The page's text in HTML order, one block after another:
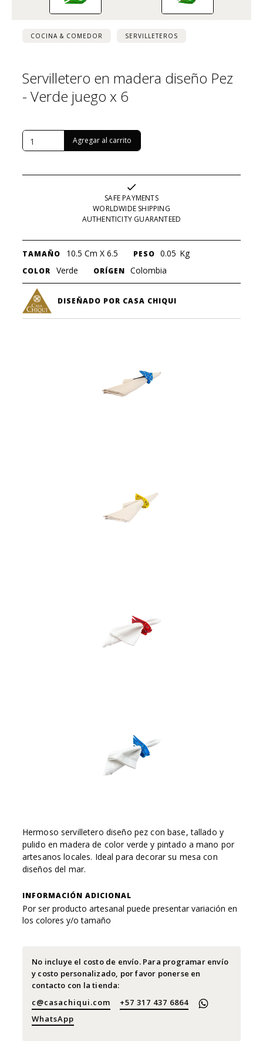
COCINA & COMEDOR SERVILLETEROS
Servilletero en madera diseño Pez
- Verde juego x 6
SAFE PAYMENTS
WORLDWIDE SHIPPING
AUTHENTICITY GUARANTEED
TAMAÑO 10.5 Cm X 6.5 PESO 0.05 Kg
COLOR Verde ORÍGEN Colombia
DISEÑADO POR CASA CHIQUI
Hermoso servilletero diseño pez con base, tallado y
pulido en madera de color verde y pintado a mano por
artesanos locales. Ideal para decorar su mesa con
diseños del mar.
INFORMACIÓN ADICIONAL
Por ser producto artesanal puede presentar variación en
los colores y/o tamaño
No incluye el costo de envío. Para programar envío
y costo personalizado, por favor ponerse en
contacto con la tienda:
c@casachiqui.com
+57 317 437 6864
WhatsApp